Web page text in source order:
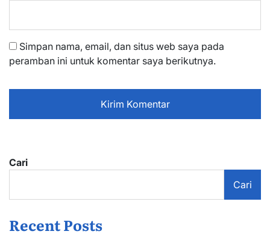
Simpan nama, email, dan situs web saya pada
peramban ini untuk komentar saya berikutnya.
Cari
Cari
Recent Posts